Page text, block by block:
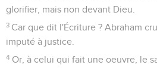
glorifier, mais non devant Dieu.
3 Car que dit l'Écriture ? Abraham
imputé à justice.
4 Or, à celui qui fait une oeuvre, le